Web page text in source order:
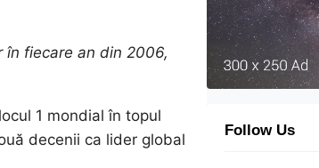
în fiecare an din 2006,
1 mondial în topul
decenii ca lider global
Follow Us